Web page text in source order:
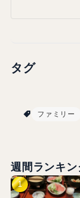
タグ
ファミリー
週間ランキン